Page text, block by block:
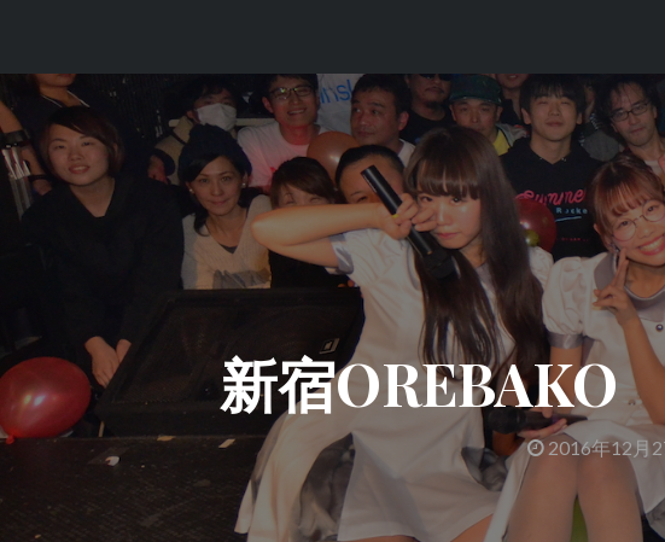
テ
ン
ツ
へ
ス
キ
新宿
2016年12月